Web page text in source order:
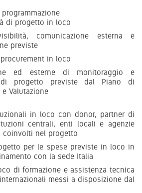
di progetto in loco
comunicazione esterna e
previste
in loco
ed esterne di monitoraggio e
di progetto previste dal Piano di
Valutazione
in loco con donor, partner di
centrali, enti locali e agenzie
coinvolti nel progetto
per le spese previste in loco in
con la sede Italia
di formazione e assistenza tecnica
messi a disposizione dal